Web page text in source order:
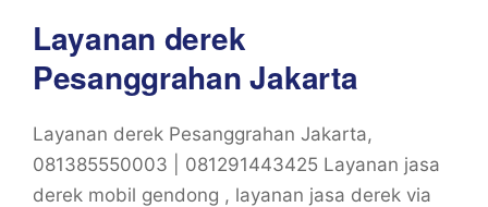
Layanan derek
Pesanggrahan Jakarta
Layanan derek Pesanggrahan Jakarta,
081385550003 | 081291443425 Layanan jasa
derek mobil gendong , layanan jasa derek via